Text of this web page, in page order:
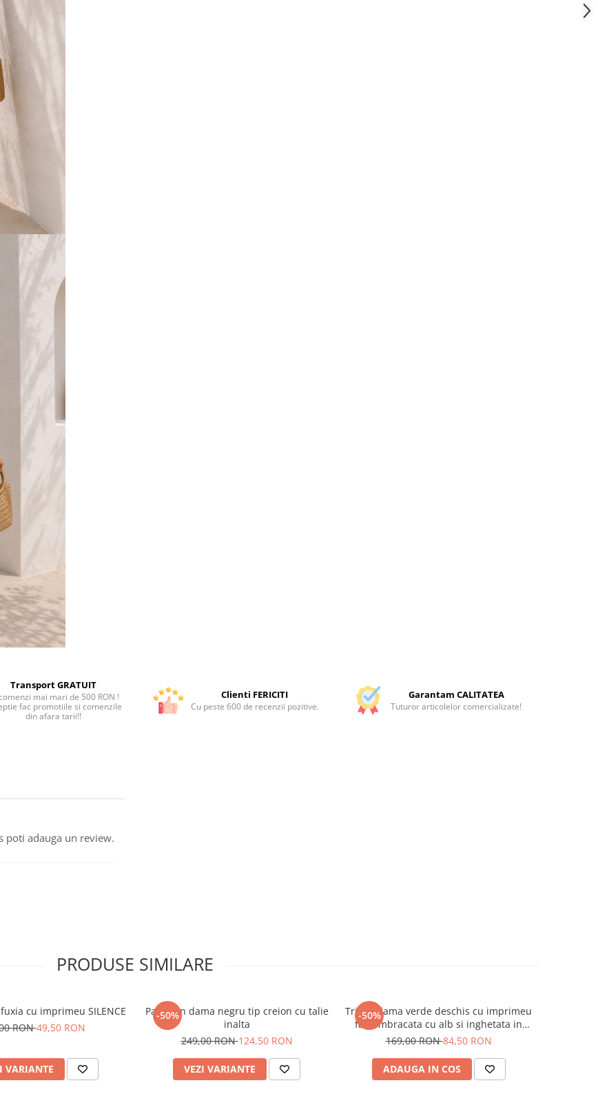
Transport GRATUIT
mai mari de 500 RON !
fac promotiile si comenzile
din afara tarii!!
Clienti FERICITI
Cu peste 600 de recenzii pozitive.
Garantam CALITATEA
Tuturor articolelor comercializate!
poti adauga un review.
PRODUSE SIMILARE
cu imprimeu SILENCE
RON49,50 RON
VARIANTE
-50%
Pantalon dama negru tip creion cu talie
inalta
249,00 RON124,50 RON
VEZI VARIANTE
-50%
Tricou dama verde deschis cu imprimeu
fata imbracata cu alb si inghetata in
mana
169,00 RON84,50 RON
ADAUGA IN COS